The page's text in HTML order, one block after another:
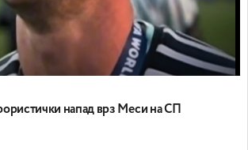
напад врз Меси на СП